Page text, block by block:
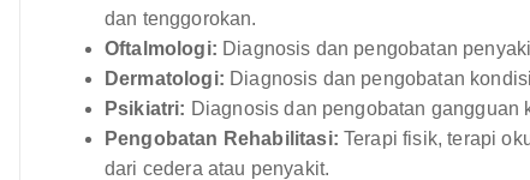
dan tenggorokan.
Oftalmologi: Diagnosis dan pengobatan
Dermatologi: Diagnosis dan pengobatan
Psikiatri: Diagnosis dan pengobatan gangguan
Pengobatan Rehabilitasi: Terapi fisik, terapi
dari cedera atau penyakit.